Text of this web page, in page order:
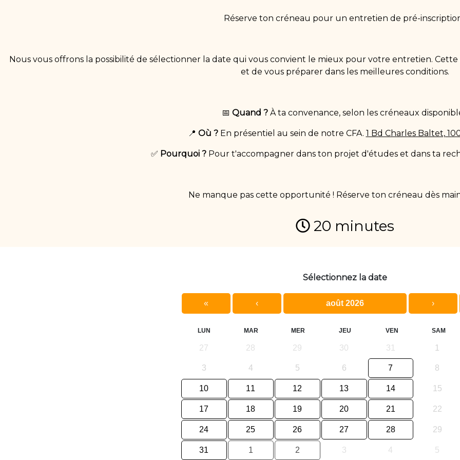
Réserve ton créneau pour un entretien de pré-
Nous vous offrons la possibilité de sélectionner la date qui vous convient le mieux pour votre entretien.
et de vous préparer dans les meilleures conditions.
📅 Quand ?À ta convenance, selon les créneaux
📍 Où ?En présentiel au sein de notre CFA. 1 Bd Charles Baltet,
✅ Pourquoi ? Pour t'accompagner dans ton projet d'études et dans ta
Ne manque pas cette opportunité ! Réserve ton créneau dès
20 minutes
Sélectionnez la date
« ‹ août 2026 ›
LUN MAR MER JEU VEN SAM
27 28 29 30 31 1
3 4 5 6 7 8
10 11 12 13 14 15
17 18 19 20 21 22
24 25 26 27 28 29
31 1 2 3 4 5